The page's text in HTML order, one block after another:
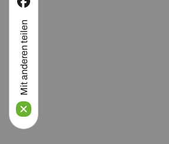
facebook
Mit anderen teilen